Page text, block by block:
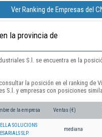
Ver Ranking de Empresas del
en la provincia de
S.l. se encuentra en la
la posición en el ranking de
S.l. y empresas con posiciones
de la empresa Ventas (€)
SOLUCIONS
SLP.
mediana